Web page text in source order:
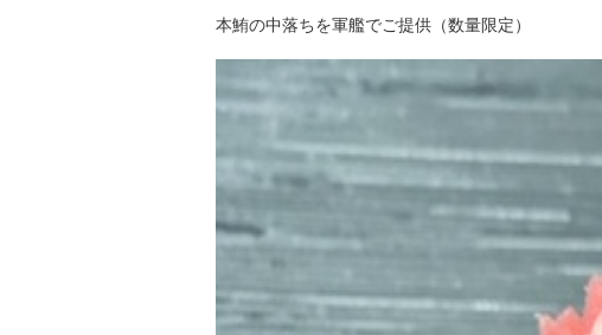
本鮪の中落ちを軍艦でご提供（数量限定）